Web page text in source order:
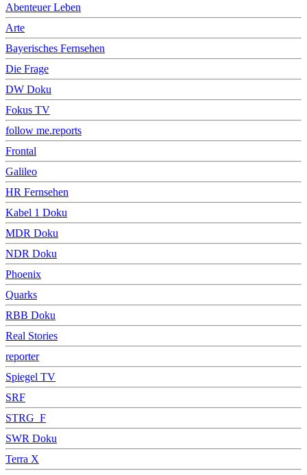
Abenteuer Leben
Arte
Bayerisches Fernsehen
Die Frage
DW Doku
Fokus TV
follow me.reports
Frontal
Galileo
HR Fernsehen
Kabel 1 Doku
MDR Doku
NDR Doku
Phoenix
Quarks
RBB Doku
Real Stories
reporter
Spiegel TV
SRF
STRG_F
SWR Doku
Terra X